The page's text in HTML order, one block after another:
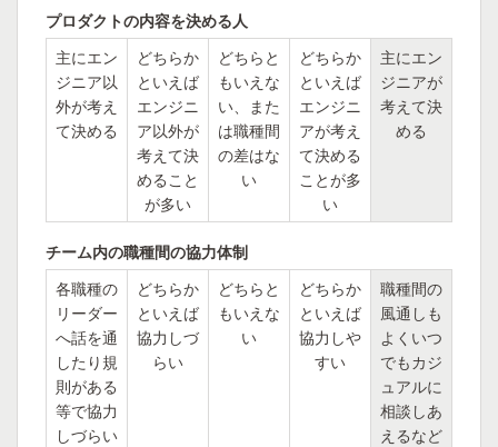
プロダクトの内容を決める人
主にエン
ジニア以
外が考え
て決める
どちらか
といえば
エンジニ
ア以外が
考えて決
めること
が多い
どちらと
もいえな
い、また
は職種間
の差はな
い
どちらか
といえば
エンジニ
アが考え
て決める
ことが多
い
主にエン
ジニアが
考えて決
める
チーム内の職種間の協力体制
各職種の
リーダー
へ話を通
したり規
則がある
等で協力
しづらい
どちらか
といえば
協力しづ
らい
どちらと
もいえな
い
どちらか
といえば
協力しや
すい
職種間の
風通しも
よくいつ
でもカジ
ュアルに
相談しあ
えるなど